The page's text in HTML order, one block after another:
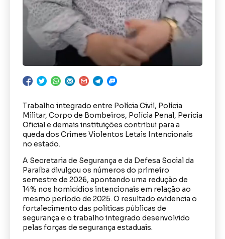
Trabalho integrado entre Polícia Civil, Polícia
Militar, Corpo de Bombeiros, Polícia Penal, Perícia
Oficial e demais instituições contribui para a
queda dos Crimes Violentos Letais Intencionais
no estado.
A Secretaria de Segurança e da Defesa Social da
Paraíba divulgou os números do primeiro
semestre de 2026, apontando uma redução de
14% nos homicídios intencionais em relação ao
mesmo período de 2025. O resultado evidencia o
fortalecimento das políticas públicas de
segurança e o trabalho integrado desenvolvido
pelas forças de segurança estaduais.